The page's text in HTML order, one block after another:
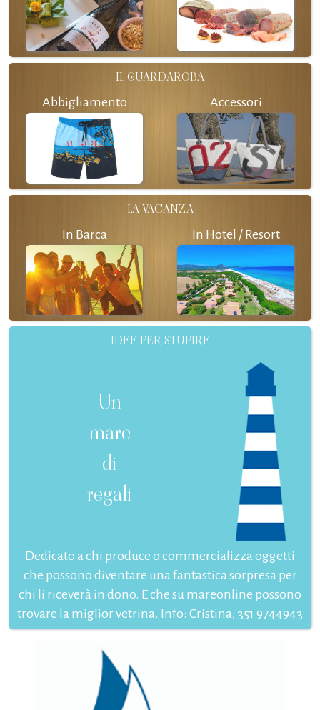
IL GUARDAROBA
Abbigliamento Accessori
LA VACANZA
In Barca In Hotel / Resort
IDEE PER STUPIRE
Un
mare
di
regali
Dedicato a chi produce o commercializza oggetti
che possono diventare una fantastica sorpresa per
chi li riceverà in dono. E che su mareonline possono
trovare la miglior vetrina. Info: Cristina, 351 9744943